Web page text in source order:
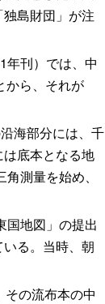
島財団」が注
年刊）では、中
から、それが
海部分には、千
底本となる地
測量を始め、
国地図」の提出
る。当時、朝
の流布本の中